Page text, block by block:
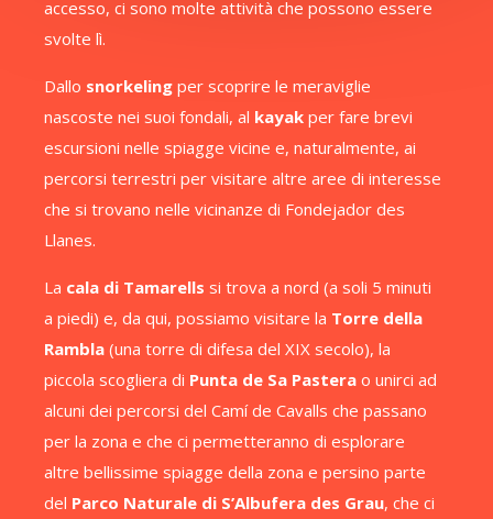
accesso, ci sono molte attività che possono essere
svolte lì.
Dallo snorkeling per scoprire le meraviglie
nascoste nei suoi fondali, al kayak per fare brevi
escursioni nelle spiagge vicine e, naturalmente, ai
percorsi terrestri per visitare altre aree di interesse
che si trovano nelle vicinanze di Fondejador des
Llanes.
La cala di Tamarells si trova a nord (a soli 5 minuti
a piedi) e, da qui, possiamo visitare la Torre della
Rambla (una torre di difesa del XIX secolo), la
piccola scogliera di Punta de Sa Pastera o unirci ad
alcuni dei percorsi del Camí de Cavalls che passano
per la zona e che ci permetteranno di esplorare
altre bellissime spiagge della zona e persino parte
del Parco Naturale di S’Albufera des Grau, che ci